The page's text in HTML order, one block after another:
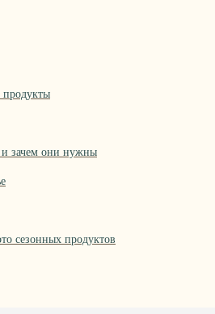
продукты
и зачем они нужны
сезонных продуктов